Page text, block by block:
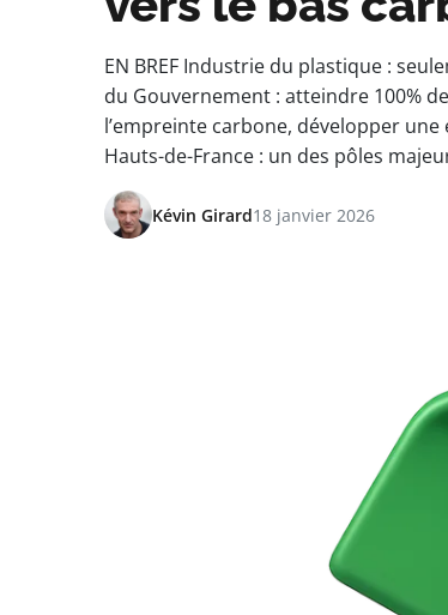
EN BREF Industrie du plastique :
du Gouvernement : atteindre 100%
l’empreinte carbone, développer
Hauts-de-France : un des pôles
Kévin Girard18 janvier 2026